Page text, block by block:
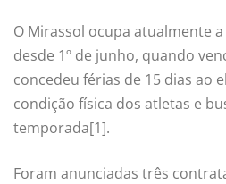
O Mirassol ocupa atualmente
desde 1º de junho, quando
concedeu férias de 15 dias ao
condição física dos atletas e
temporada[1].
Foram anunciadas três